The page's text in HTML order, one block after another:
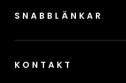
SNABBLÄNKAR
KONTAKT